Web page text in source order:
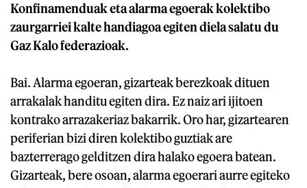
Konfinamenduak eta alarma egoerak kolektibo
zaurgarriei kalte handiagoa egiten diela salatu du
Gaz Kalo federazioak.
Bai. Alarma egoeran, gizarteak berezkoak dituen
arrakalak handitu egiten dira. Ez naiz ari ijitoen
kontrako arrazakeriaz bakarrik. Oro har, gizartearen
periferian bizi diren kolektibo guztiak are
bazterrerago gelditzen dira halako egoera batean.
Gizarteak, bere osoan, alarma egoerari aurre egiteko